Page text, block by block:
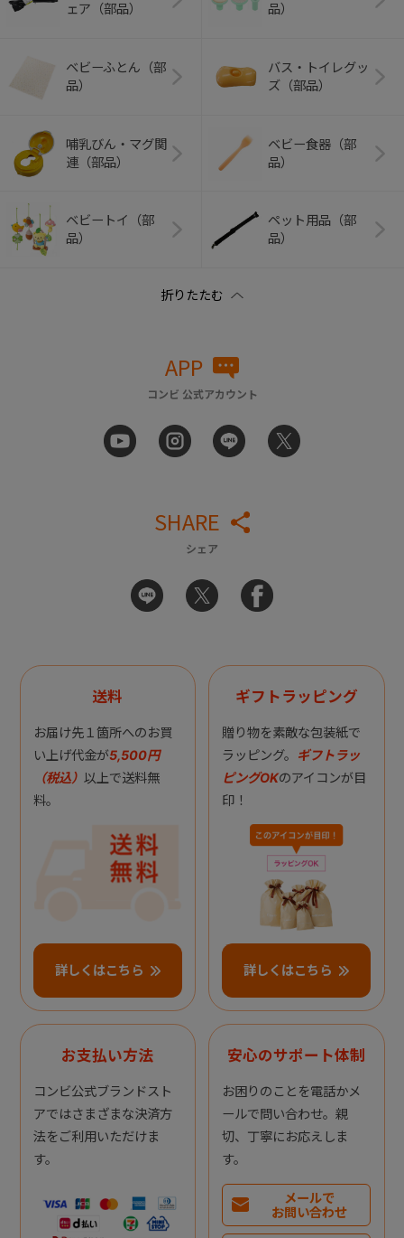
ェア（部品）
品）
ベビーふとん（部
品）
バス・トイレグッ
ズ（部品）
哺乳びん・マグ関
連（部品）
ベビー食器（部
品）
ベビートイ（部
品）
ペット用品（部
品）
APP
コンビ 公式アカウント
SHARE
シェア
送料
お届け先１箇所へのお買
い上げ代金が5,500円
（税込） 以上で送料無
料。
詳しくはこちら
ギフトラッピング
贈り物を素敵な包装紙で
ラッピング。 ギフトラッ
ピングOKのアイコンが目
印！
詳しくはこちら
お支払い方法
コンビ公式ブランドスト
アではさまざまな決済方
法をご利用いただけま
す。
安心のサポート体制
お困りのことを電話かメ
ールで問い合わせ。親
切、丁寧にお応えしま
す。
メールで
お問い合わせ